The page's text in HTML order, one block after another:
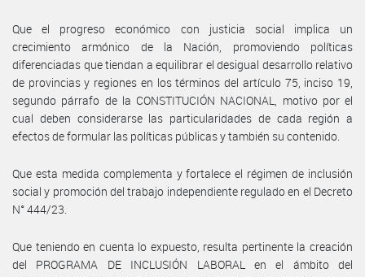
Que el progreso económico con justicia social implica un
crecimiento armónico de la Nación, promoviendo políticas
diferenciadas que tiendan a equilibrar el desigual desarrollo relativo
de provincias y regiones en los términos del artículo 75, inciso 19,
segundo párrafo de la CONSTITUCIÓN NACIONAL, motivo por el
cual deben considerarse las particularidades de cada región a
efectos de formular las políticas públicas y también su contenido.
Que esta medida complementa y fortalece el régimen de inclusión
social y promoción del trabajo independiente regulado en el Decreto
N° 444/23.
Que teniendo en cuenta lo expuesto, resulta pertinente la creación
del PROGRAMA DE INCLUSIÓN LABORAL en el ámbito del